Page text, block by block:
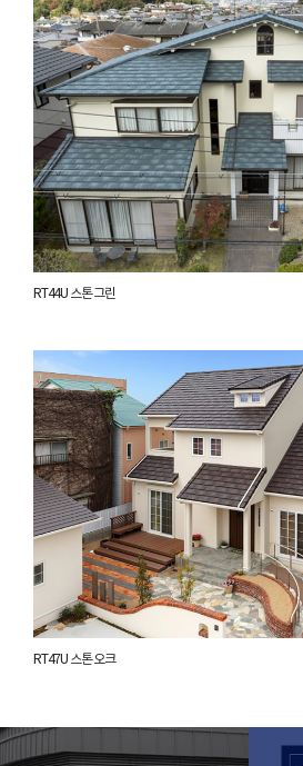
RT44U 스톤 그린
RT47U 스톤 오크